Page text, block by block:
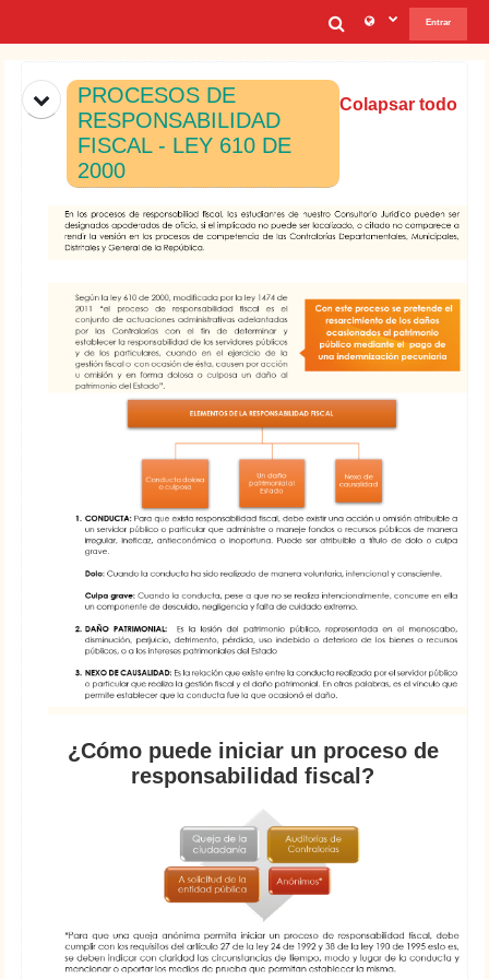
Selector de
Entrar
Diagrama de temas
PROCESOS DE
RESPONSABILIDAD
FISCAL - LEY 610 DE
2000
Colapsar todo
¿Cómo puede iniciar un proceso de
responsabilidad fiscal?